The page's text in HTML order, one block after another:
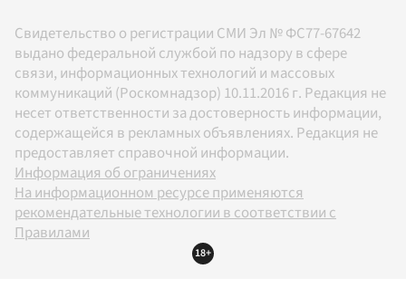
Свидетельство о регистрации СМИ Эл № ФС77-67642
выдано федеральной службой по надзору в сфере
связи, информационных технологий и массовых
коммуникаций (Роскомнадзор) 10.11.2016 г. Редакция не
несет ответственности за достоверность информации,
содержащейся в рекламных объявлениях. Редакция не
предоставляет справочной информации.
Информация об ограничениях
На информационном ресурсе применяются
рекомендательные технологии в соответствии с
Правилами
18+